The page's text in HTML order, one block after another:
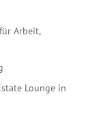
Arbeit,
Lounge in